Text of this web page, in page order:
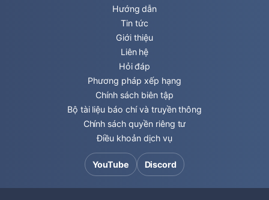
Hướng dẫn
Tin tức
Giới thiệu
Liên hệ
Hỏi đáp
Phương pháp xếp hạng
Chính sách biên tập
Bộ tài liệu báo chí và truyền thông
Chính sách quyền riêng tư
Điều khoản dịch vụ
YouTube Discord